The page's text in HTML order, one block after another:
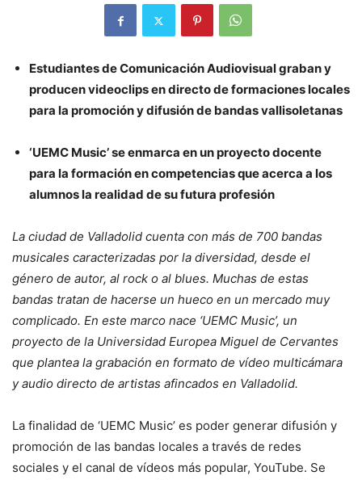
Estudiantes de Comunicación Audiovisual graban y
producen videoclips en directo de formaciones locales
para la promoción y difusión de bandas vallisoletanas
‘UEMC Music’ se enmarca en un proyecto docente
para la formación en competencias que acerca a los
alumnos la realidad de su futura profesión
La ciudad de Valladolid cuenta con más de 700 bandas
musicales caracterizadas por la diversidad, desde el
género de autor, al rock o al blues. Muchas de estas
bandas tratan de hacerse un hueco en un mercado muy
complicado. En este marco nace ‘UEMC Music’, un
proyecto de la Universidad Europea Miguel de Cervantes
que plantea la grabación en formato de vídeo multicámara
y audio directo de artistas afincados en Valladolid.
La finalidad de ‘UEMC Music’ es poder generar difusión y
promoción de las bandas locales a través de redes
sociales y el canal de vídeos más popular, YouTube. Se